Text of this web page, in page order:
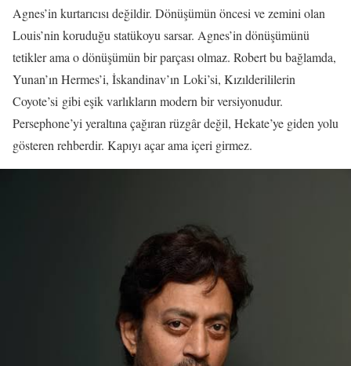
Agnes’in kurtarıcısı değildir. Dönüşümün öncesi ve zemini olan
Louis’nin koruduğu statükoyu sarsar. Agnes’in dönüşümünü
tetikler ama o dönüşümün bir parçası olmaz. Robert bu bağlamda,
Yunan’ın Hermes’i, İskandinav’ın Loki’si, Kızılderililerin
Coyote’si gibi eşik varlıkların modern bir versiyonudur.
Persephone’yi yeraltına çağıran rüzgâr değil, Hekate’ye giden yolu
gösteren rehberdir. Kapıyı açar ama içeri girmez.